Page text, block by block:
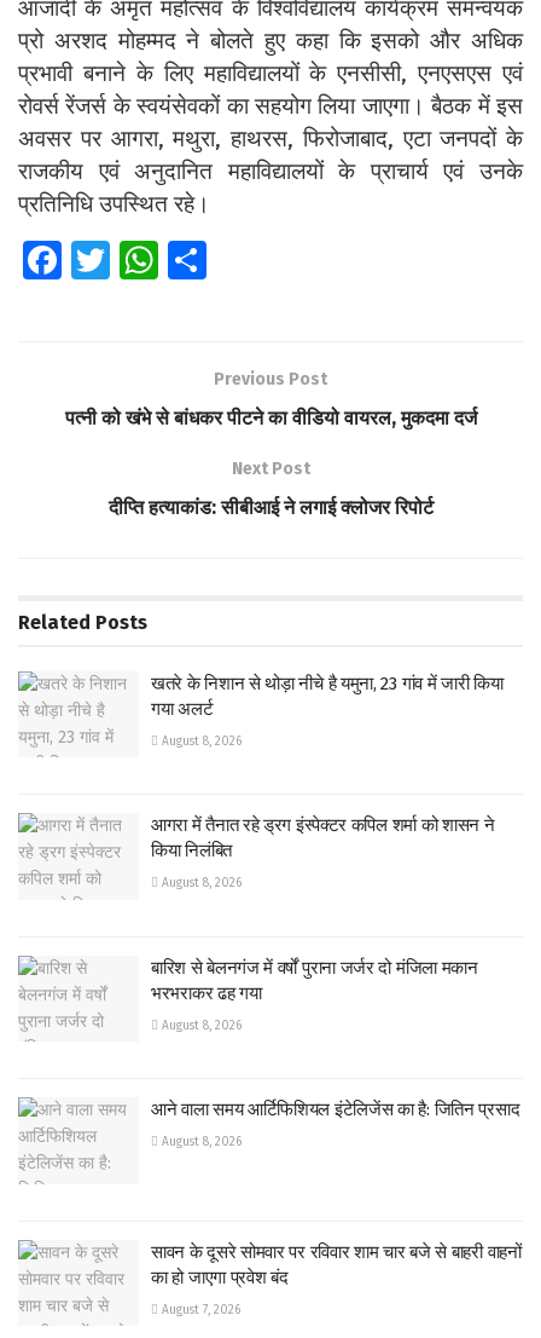
आजादी के अमृत महोत्सव के विश्वविद्यालय कार्यक्रम समन्वयक
प्रो अरशद मोहम्मद ने बोलते हुए कहा कि इसको और अधिक
प्रभावी बनाने के लिए महाविद्यालयों के एनसीसी, एनएसएस एवं
रोवर्स रेंजर्स के स्वयंसेवकों का सहयोग लिया जाएगा। बैठक मेंइस
अवसर पर आगरा, मथुरा, हाथरस, फिरोजाबाद, एटा जनपदों के
राजकीय एवं अनुदानित महाविद्यालयों के प्राचार्य एवं उनके
प्रतिनिधि उपस्थित रहे।
Fa
o
T
W
A
p
e
Previous Post
पत्नी को खंभे से बांधकर पीटने का वीडियो वायरल, मुकदमा दर्ज
Next Post
दीप्ति हत्याकांड: सीबीआई ने लगाई क्लोजर रिपोर्ट
Related Posts
खतरे के निशान से थोड़ा नीचे है यमुना, 23 गांव में जारी किया
गया अलर्ट
August 8, 2026
आगरा में तैनात रहे ड्रग इंस्पेक्टर कपिल शर्मा को शासन ने
किया निलंबित
August 8, 2026
बारिश से बेलनगंज में वर्षों पुराना जर्जर दो मंजिला मकान
भरभराकर ढह गया
August 8, 2026
आने वाला समय आर्टिफिशियल इंटेलिजेंस का है: जितिन प्रसाद
August 8, 2026
सावन के दूसरे सोमवार पर रविवार शाम चार बजे से बाहरी वाहनों
का हो जाएगा प्रवेश बंद
August 7, 2026